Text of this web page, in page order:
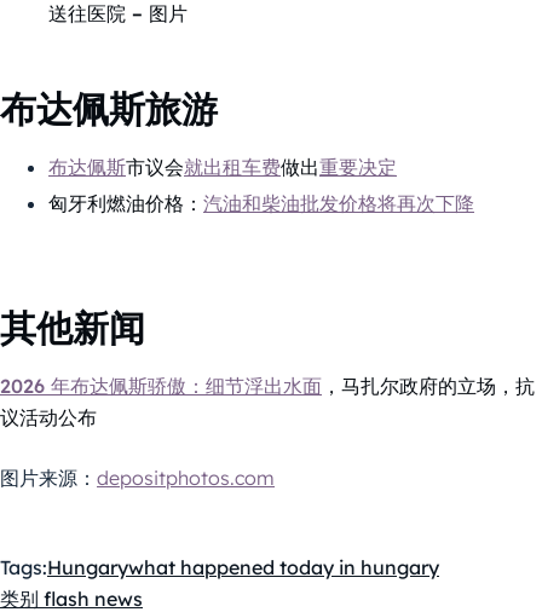
送往医院 – 图片
布达佩斯旅游
布达佩斯市议会就出租车费做出重要决定
匈牙利燃油价格： 汽油和柴油批发价格将再次下降
其他新闻
2026 年布达佩斯骄傲：细节浮出水面 ，马扎尔政府的立场，抗
议活动公布
图片来源： depositphotos.com
Tags:Hungarywhat happened today in hungary
类别 flash news